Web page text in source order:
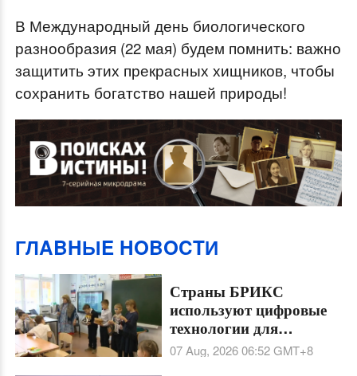
В Международный день биологического
разнообразия (22 мая) будем помнить: важно
защитить этих прекрасных хищников, чтобы
сохранить богатство нашей природы!
ГЛABHЫE HOBOCTИ
Страны БРИКС
используют цифровые
технологии для
сохранения языков
разных народностей
07 Aug, 2026 06:52GMT+8